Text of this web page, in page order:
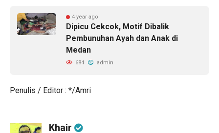
4 year ago
Dipicu Cekcok, Motif Dibalik
Pembunuhan Ayah dan Anak di
Medan
684 admin
Penulis / Editor : */Amri
Khair